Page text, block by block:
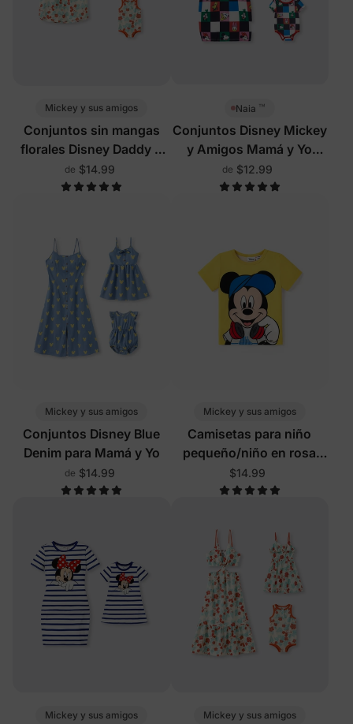
Mickey y sus amigos
Conjuntos sin mangas
florales Disney Daddy &
Me multicolor
de $14.99
Naia ™
Conjuntos Disney Mickey
y Amigos Mamá y Yo
Multicolor
de $12.99
Mickey y sus amigos
Conjuntos Disney Blue
Denim para Mamá y Yo
de $14.99
Mickey y sus amigos
Camisetas para niño
pequeño/niño en rosa
rosa
$14.99
Mickey y sus amigos Mickey y sus amigos